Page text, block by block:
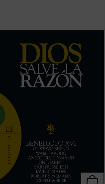
«No actuar según la razón es
contrario a la naturaleza de Dios»
(Manuel II Paleólogo)
Diversos intelectuales de primera
línea, provenientes de diferentes
países, tradiciones religiosas y
posiciones culturales, se dan cita
en este libro para recoger el
desafío planteado por Benedicto
XVI en su ...
(ver ficha)